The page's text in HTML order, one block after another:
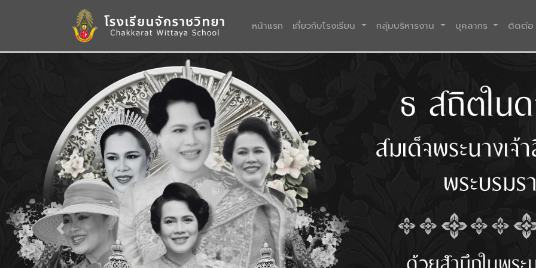
หน้าแรก (current)
เกี่ยวกับโรงเรียน กลุ่มบริหารงาน บุคลากร ติดต่อ
Previous